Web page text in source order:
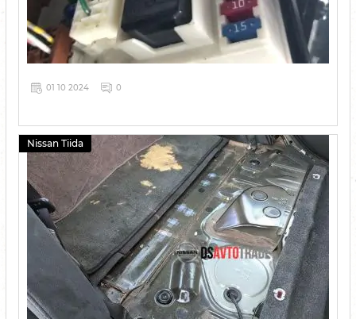
01 10 2024 0
Nissan Tiida